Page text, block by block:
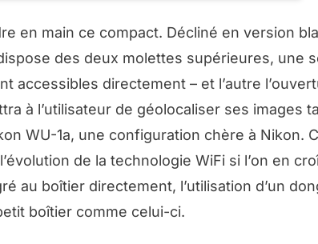
en main ce compact. Décliné en version
des deux molettes supérieures, une
accessibles directement – et l’autre
à l’utilisateur de géolocaliser ses images
WU-1a, une configuration chère à Nikon.
de la technologie WiFi si l’on en
au boîtier directement, l’utilisation d’un
boîtier comme celui-ci.